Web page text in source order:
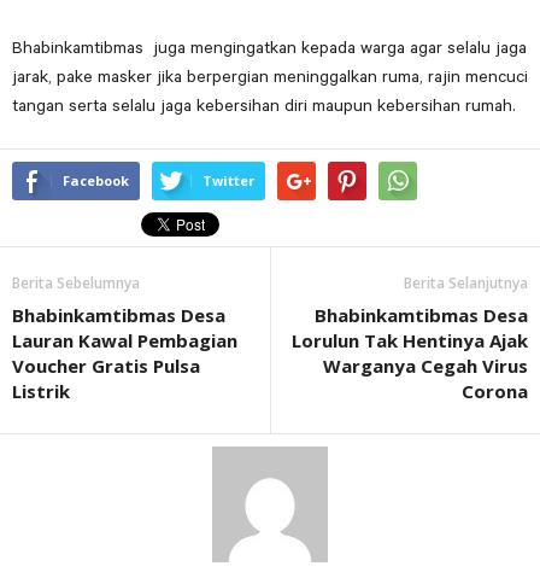
Bhabinkamtibmas juga mengingatkan kepada warga agar selalu jaga
jarak, pake masker jika berpergian meninggalkan ruma, rajin mencuci
tangan serta selalu jaga kebersihan diri maupun kebersihan rumah.
Facebook Twitter
Berita Sebelumnya
Bhabinkamtibmas Desa
Lauran Kawal Pembagian
Voucher Gratis Pulsa
Listrik
Berita Selanjutnya
Bhabinkamtibmas Desa
Lorulun Tak Hentinya Ajak
Warganya Cegah Virus
Corona